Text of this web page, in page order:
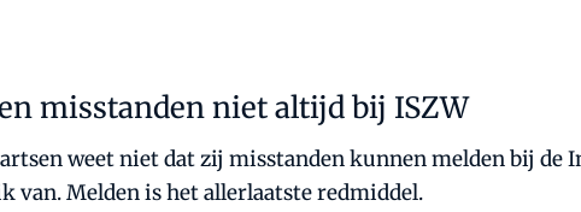
misstanden niet altijd bij ISZW
weet niet dat zij misstanden kunnen melden bij de
van. Melden is het allerlaatste redmiddel.